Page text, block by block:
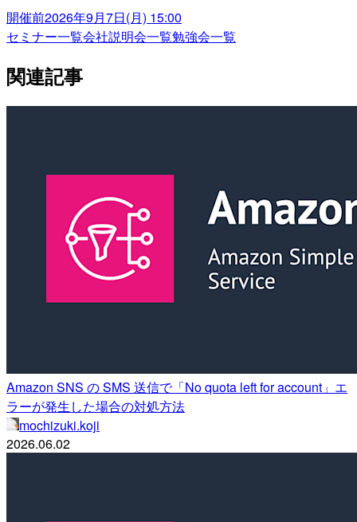
開催前2026年9月7日(月) 15:00
セミナー一覧会社説明会一覧勉強会一覧
関連記事
Amazon SNS の SMS 送信で「No quota left for account」エ
ラーが発生した場合の対処方法
mochizuki.koji
2026.06.02